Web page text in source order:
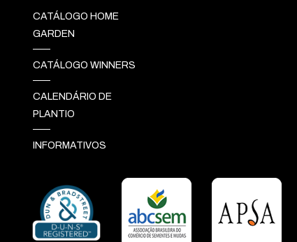
CATÁLOGO HOME
GARDEN
CATÁLOGO WINNERS
CALENDÁRIO DE
PLANTIO
INFORMATIVOS